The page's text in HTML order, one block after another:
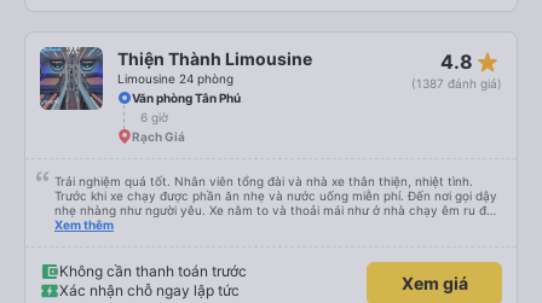
Thiện Thành Limousine
Limousine 24 phòng
4.8 star_rate
(1387 đánh giá)
Văn phòng Tân Phú
6 giờ
Rạch Giá
Trải nghiệm quá tốt. Nhân viên tổng đài và nhà xe thân thiện, nhiệt tình.
Trước khi xe chạy được phần ăn nhẹ và nước uống miễn phí. Đến nơi gọi dậy
nhẹ nhàng như người yêu. Xe nằm to và thoải mái như ở nhà chạy êm ru đến
nơi lúc nào không hay luôn. I had very good experience with this bus
woke us up as they were waking up up their lovers. If you are foreigners and
planning to take this bus, please don’t hesitate as the seats are big and
comfortable enough for you to sleep on.
Xem thêm
Không cần thanh toán trước
Xác nhận chỗ ngay lập tức
Xem giá